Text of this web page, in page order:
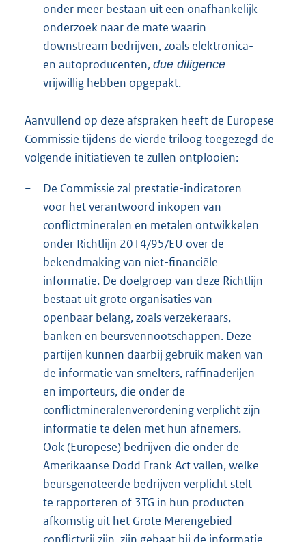
onder meer bestaan uit een onafhankelijk
onderzoek naar de mate waarin
downstream bedrijven, zoals elektronica-
en autoproducenten, due diligence
vrijwillig hebben opgepakt.
Aanvullend op deze afspraken heeft de Europese
Commissie tijdens de vierde triloog toegezegd de
volgende initiatieven te zullen ontplooien:
−
De Commissie zal prestatie-indicatoren
voor het verantwoord inkopen van
conflictmineralen en metalen ontwikkelen
onder Richtlijn 2014/95/EU over de
bekendmaking van niet-financiële
informatie. De doelgroep van deze Richtlijn
bestaat uit grote organisaties van
openbaar belang, zoals verzekeraars,
banken en beursvennootschappen. Deze
partijen kunnen daarbij gebruik maken van
de informatie van smelters, raffinaderijen
en importeurs, die onder de
conflictmineralenverordening verplicht zijn
informatie te delen met hun afnemers.
Ook (Europese) bedrijven die onder de
Amerikaanse Dodd Frank Act vallen, welke
beursgenoteerde bedrijven verplicht stelt
te rapporteren of 3TG in hun producten
afkomstig uit het Grote Merengebied